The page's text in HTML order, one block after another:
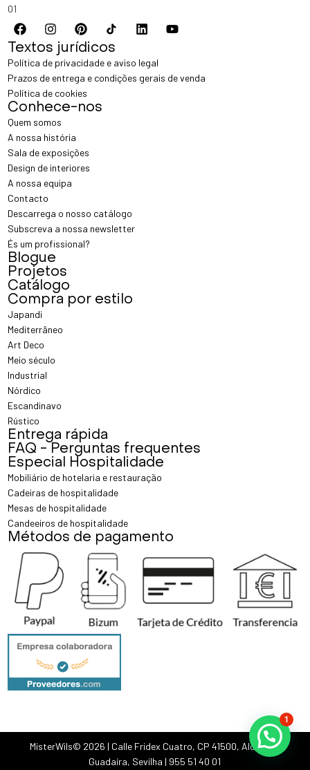
01
Textos jurídicos
Política de privacidade e aviso legal
Prazos de entrega e condições gerais de venda
Política de cookies
Conhece-nos
Quem somos
A nossa história
Sala de exposições
Design de interiores
A nossa equipa
Contacto
Descarrega o nosso catálogo
Subscreva a nossa newsletter
És um profissional?
Blogue
Projetos
Catálogo
Compra por estilo
Japandi
Mediterrâneo
Art Deco
Meio século
Industrial
Nórdico
Escandinavo
Rústico
Entrega rápida
FAQ - Perguntas frequentes
Especial Hospitalidade
Mobiliário de hotelaria e restauração
Cadeiras de hospitalidade
Mesas de hospitalidade
Candeeiros de hospitalidade
Métodos de pagamento
MisterWils© 2026 | Calle Fridex Cuatro, CP 41500, Alcalá de
Guadaíra, Sevilha | 955 51 40 01
1